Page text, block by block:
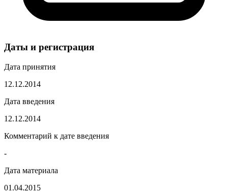
Даты и регистрация
Дата принятия
12.12.2014
Дата введения
12.12.2014
Комментарий к дате введения
-
Дата материала
01.04.2015